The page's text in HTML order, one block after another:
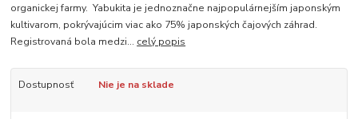
organickej farmy. Yabukita je jednoznačne najpopulárnejším japonským
kultivarom, pokrývajúcim viac ako 75% japonských čajových záhrad.
Registrovaná bola medzi... celý popis
Dostupnosť Nie je na sklade